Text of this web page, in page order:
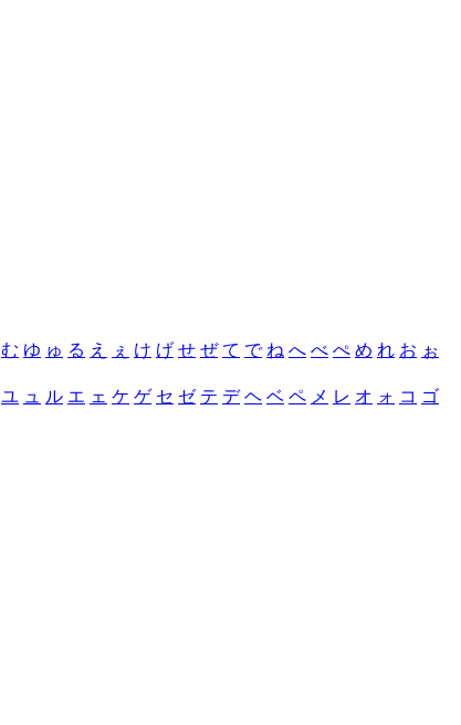
む ゆ ゅ る え ぇ け げ せ ぜ て で ね へ べ ぺ め れ お ぉ
ユ ュ ル エ ェ ケ ゲ セ ゼ テ デ ヘ ベ ペ メ レ オ ォ コ ゴ